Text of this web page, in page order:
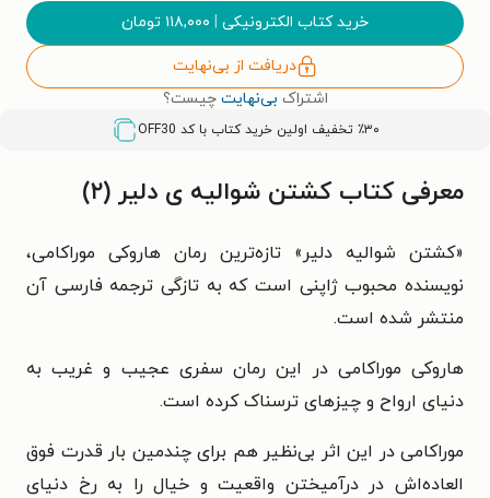
خرید کتاب الکترونیکی | ۱۱۸,۰۰۰ تومان
دریافت از بی‌نهایت
اشتراک بی‌نهایت چیست؟
٪۳۰ تخفیف اولین خرید کتاب با کد OFF30
معرفی کتاب کشتن شوالیه ی دلیر (۲)
«کشتن شوالیه دلیر» تازه‌ترین رمان هاروکی موراکامی،
نویسنده محبوب ژاپنی است که به تازگی ترجمه فارسی آن
منتشر شده است.
هاروکی موراکامی در این رمان سفری عجیب و غریب به
دنیای ارواح و چیزهای ترسناک کرده است.
موراکامی در این اثر بی‌نظیر هم برای چندمین بار قدرت فوق
العاده‌اش در درآمیختن واقعیت و خیال را به رخ دنیای